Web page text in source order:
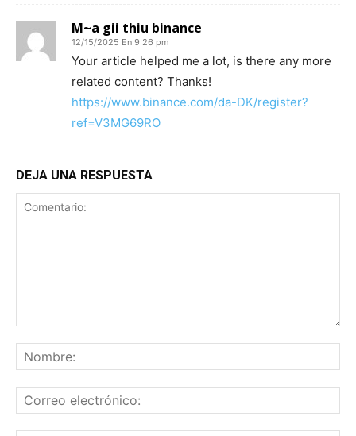
M~a gii thiu binance
12/15/2025 En 9:26 pm
Your article helped me a lot, is there any more
related content? Thanks!
https://www.binance.com/da-DK/register?
ref=V3MG69RO
DEJA UNA RESPUESTA